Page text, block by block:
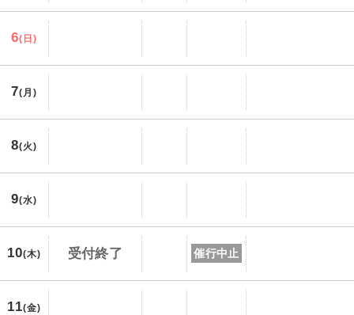
6(日)
7(月)
8(火)
9(水)
10(木) 受付終了 催行中止
11(金)